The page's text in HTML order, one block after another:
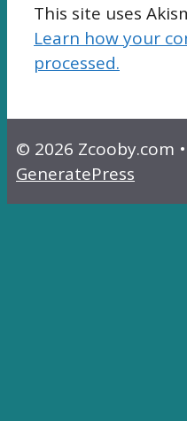
This site uses
Learn how your
processed.
© 2026 Zcooby.com
GeneratePress